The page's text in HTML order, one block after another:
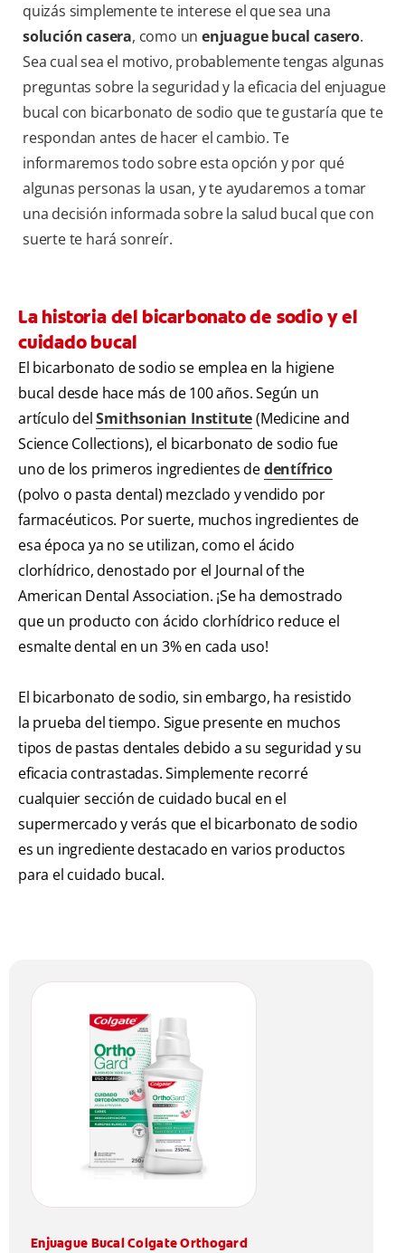
quizás simplemente te interese el que sea una
solución casera, como un enjuague bucal casero.
Sea cual sea el motivo, probablemente tengas algunas
preguntas sobre la seguridad y la eficacia del enjuague
bucal con bicarbonato de sodio que te gustaría que te
respondan antes de hacer el cambio. Te
informaremos todo sobre esta opción y por qué
algunas personas la usan, y te ayudaremos a tomar
una decisión informada sobre la salud bucal que con
suerte te hará sonreír.
La historia del bicarbonato de sodio y el
cuidado bucal
El bicarbonato de sodio se emplea en la higiene
bucal desde hace más de 100 años. Según un
artículo delSmithsonian Institute(Medicine and
Science Collections), el bicarbonato de sodio fue
uno de los primeros ingredientes dedentífrico
(polvo o pasta dental) mezclado y vendido por
farmacéuticos. Por suerte, muchos ingredientes de
esa época ya no se utilizan, como el ácido
clorhídrico, denostado por el Journal of the
American Dental Association. ¡Se ha demostrado
que un producto con ácido clorhídrico reduce el
esmalte dental en un 3% en cada uso!
El bicarbonato de sodio, sin embargo, ha resistido
la prueba del tiempo. Sigue presente en muchos
tipos de pastas dentales debido a su seguridad y su
eficacia contrastadas. Simplemente recorré
cualquier sección de cuidado bucal en el
supermercado y verás que el bicarbonato de sodio
es un ingrediente destacado en varios productos
para el cuidado bucal.
Enjuague Bucal Colgate Orthogard